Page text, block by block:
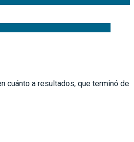
cuánto a resultados, que terminó de